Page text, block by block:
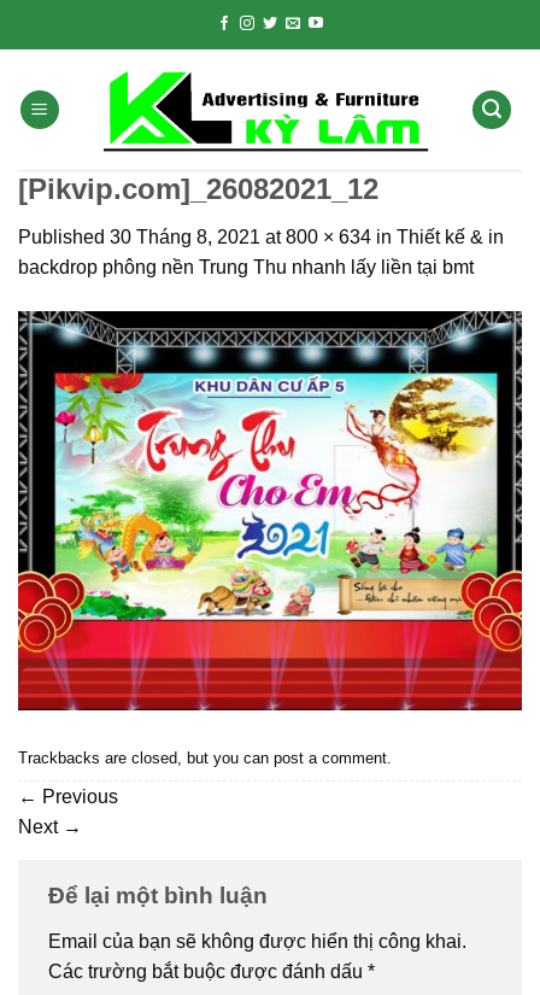
[Pikvip.com]_26082021_12
Published 30 Tháng 8, 2021 at800 × 634 in Thiết kế & in
backdrop phông nền Trung Thu nhanh lấy liền tại bmt
Trackbacks are closed, but you can post a comment.
← Previous
Next →
Để lại một bình luận
Email của bạn sẽ không được hiển thị công khai.
Các trường bắt buộc được đánh dấu *